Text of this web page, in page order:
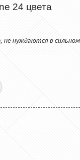
24 цвета
не нуждаются в сильном